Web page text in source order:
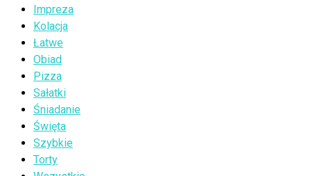
Impreza
Kolacja
Łatwe
Obiad
Pizza
Sałatki
Śniadanie
Święta
Szybkie
Torty